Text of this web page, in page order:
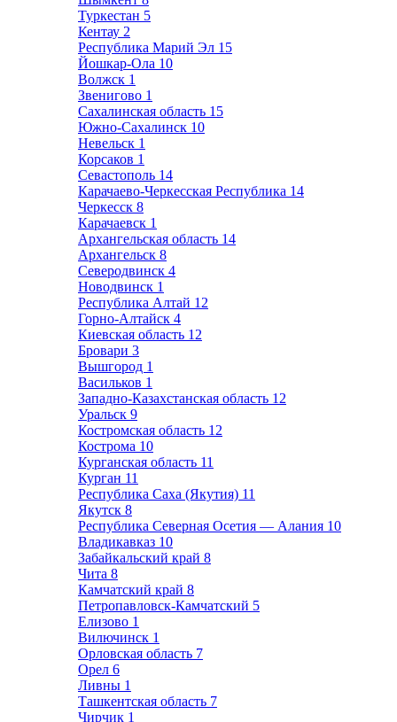
Туркестан 5
Кентау 2
Республика Марий Эл 15
Йошкар-Ола 10
Волжск 1
Звенигово 1
Сахалинская область 15
Южно-Сахалинск 10
Невельск 1
Корсаков 1
Севастополь 14
Карачаево-Черкесская Республика 14
Черкесск 8
Карачаевск 1
Архангельская область 14
Архангельск 8
Северодвинск 4
Новодвинск 1
Республика Алтай 12
Горно-Алтайск 4
Киевская область 12
Бровари 3
Вышгород 1
Васильков 1
Западно-Казахстанская область 12
Уральск 9
Костромская область 12
Кострома 10
Курганская область 11
Курган 11
Республика Саха (Якутия) 11
Якутск 8
Республика Северная Осетия — Алания 10
Владикавказ 10
Забайкальский край 8
Чита 8
Камчатский край 8
Петропавловск-Камчатский 5
Елизово 1
Вилючинск 1
Орловская область 7
Орел 6
Ливны 1
Ташкентская область 7
Чирчик 1